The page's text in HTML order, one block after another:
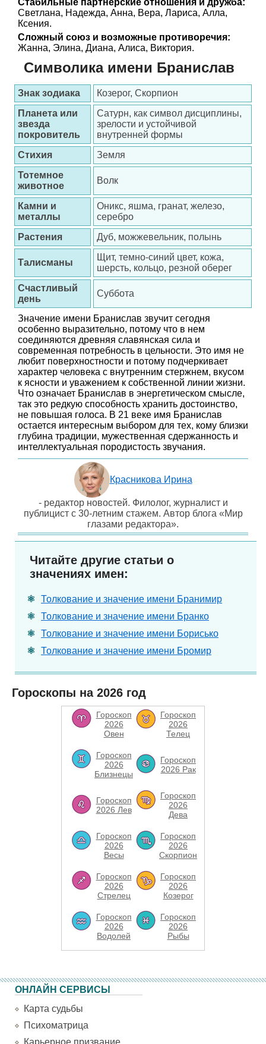
Стабильные партнерские отношения и дружба:
Светлана, Надежда, Анна, Вера, Лариса, Алла,
Ксения.
Сложный союз и возможные противоречия:
Жанна, Элина, Диана, Алиса, Виктория.
Символика имени Бранислав
Знак зодиака
Козерог, Скорпион
Планета или
звезда
покровитель
Сатурн, как символ дисциплины,
зрелости и устойчивой
внутренней формы
Стихия
Земля
Тотемное
животное
Волк
Камни и
металлы
Оникс, яшма, гранат, железо,
серебро
Растения
Дуб, можжевельник, полынь
Талисманы
Щит, темно-синий цвет, кожа,
шерсть, кольцо, резной оберег
Счастливый
день
Суббота
Значение имени Бранислав звучит сегодня
особенно выразительно, потому что в нем
соединяются древняя славянская сила и
современная потребность в цельности. Это имя не
любит поверхностности и потому подчеркивает
характер человека с внутренним стержнем, вкусом
к ясности и уважением к собственной линии жизни.
Что означает Бранислав в энергетическом смысле,
так это редкую способность хранить достоинство,
не повышая голоса. В 21 веке имя Бранислав
остается интересным выбором для тех, кому близки
глубина традиции, мужественная сдержанность и
интеллектуальная породистость звучания.
Красникова Ирина
- редактор новостей. Филолог, журналист и
публицист с 30-летним стажем. Автор блога «Мир
глазами редактора».
Читайте другие статьи о
значениях имен:
Толкование и значение имени Бранимир
Толкование и значение имени Бранко
Толкование и значение имени Борисько
Толкование и значение имени Бромир
Гороскопы на 2026 год
Гороскоп
2026
Овен
Гороскоп
2026
Телец
Гороскоп
2026
Близнецы
Гороскоп
2026 Рак
Гороскоп
2026 Лев
Гороскоп
2026
Дева
Гороскоп
2026
Весы
Гороскоп
2026
Скорпион
Гороскоп
2026
Стрелец
Гороскоп
2026
Козерог
Гороскоп
2026
Водолей
Гороскоп
2026
Рыбы
ОНЛАЙН СЕРВИСЫ
Карта судьбы
Психоматрица
Карьерное призвание